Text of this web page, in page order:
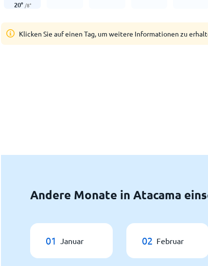
20° /8°
Klicken Sie auf einen Tag, um weitere Informationen zu
Andere Monate in Atacama
01 Januar 02 Februar